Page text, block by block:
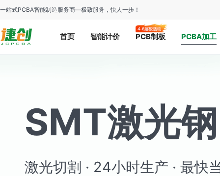
一站式PCBA智能制造服务商—极致服务，快人一步！
首页 智能计价 PCB制板 PCBA加工
SMT激光
激光切割 · 24小时生产 · 最快